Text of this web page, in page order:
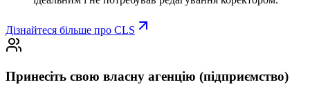
Дізнайтеся більше про CLS
Принесіть свою власну агенцію (підприємство)